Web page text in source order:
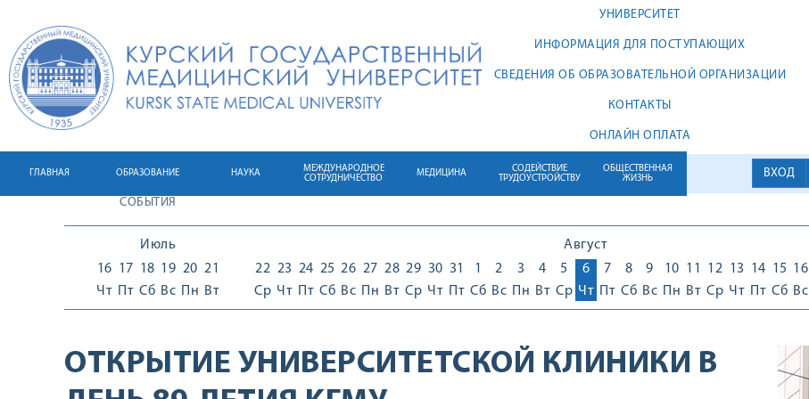
УНИВЕРСИТЕТ
ИНФОРМАЦИЯ ДЛЯ ПОСТУПАЮЩИХ
СВЕДЕНИЯ ОБ ОБРАЗОВАТЕЛЬНОЙ ОРГАНИЗАЦИИ
КОНТАКТЫ
ОНЛАЙН ОПЛАТА
ВХОД
ГЛАВНАЯ ОБРАЗОВАНИЕ НАУКА
МЕЖДУНАРОДНОЕ
СОТРУДНИЧЕСТВО
МЕДИЦИНА
СОДЕЙСТВИЕ
ТРУДОУСТРОЙСТВУ
ОБЩЕСТВЕННАЯ
ЖИЗНЬ
СОБЫТИЯ
Июль
16
Чт
17
Пт
18
Сб
19
Вс
20
Пн
21
Вт
Август
22
Ср
23
Чт
24
Пт
25
Сб
26
Вс
27
Пн
28
Вт
29
Ср
30
Чт
31
Пт
1
Сб
2
Вс
3
Пн
4
Вт
5
Ср
6
Чт
7
Пт
8
Сб
9
Вс
10
Пн
11
Вт
12
Ср
13
Чт
14
Пт
15
Сб
16
Вс
ОТКРЫТИЕ УНИВЕРСИТЕТСКОЙ КЛИНИКИ В